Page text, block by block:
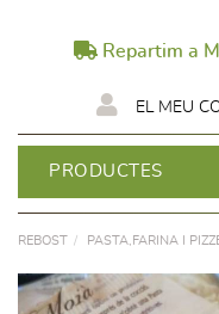
Repartim a
EL MEU
PRODUCTES
REBOST PASTA,FARINA I